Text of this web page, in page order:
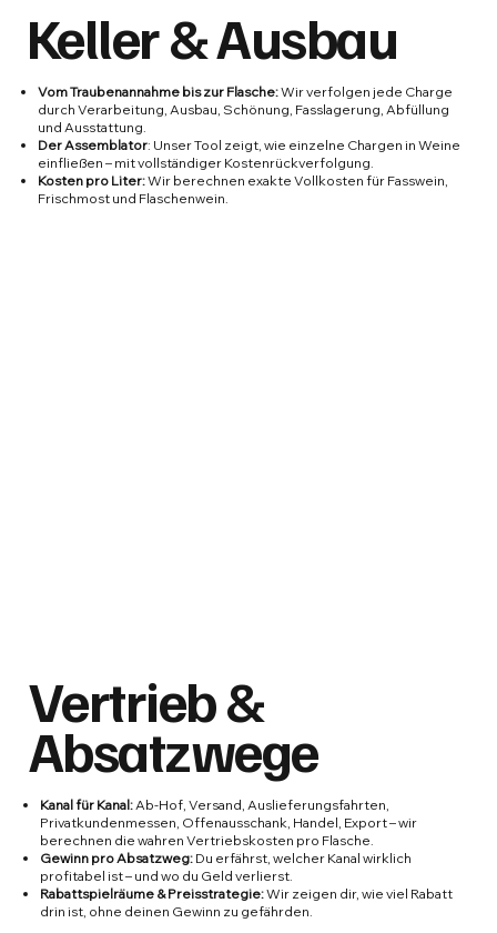
Keller & Ausbau
Vom Traubenannahme bis zur Flasche:Wir verfolgen jede Charge
durch Verarbeitung, Ausbau, Schönung, Fasslagerung, Abfüllung
und Ausstattung.
Der Assemblator: Unser Tool zeigt, wie einzelne Chargen in Weine
einfließen – mit vollständiger Kostenrückverfolgung.
Kosten pro Liter:Wir berechnen exakte Vollkosten für Fasswein,
Frischmost und Flaschenwein.
Vertrieb &
Absatzwege
Kanal für Kanal: Ab-Hof, Versand, Auslieferungsfahrten,
Privatkundenmessen, Offenausschank, Handel, Export – wir
berechnen die wahren Vertriebskosten pro Flasche.
Gewinn pro Absatzweg: Du erfährst, welcher Kanal wirklich
profitabel ist – und wo du Geld verlierst.
Rabattspielräume & Preisstrategie:Wir zeigen dir, wie viel Rabatt
drin ist, ohne deinen Gewinn zu gefährden.